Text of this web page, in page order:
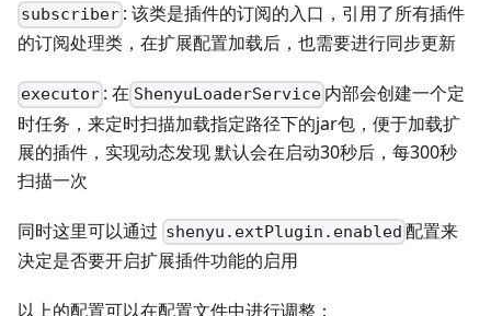
subscriber : 该类是插件的订阅的入口，引用了所有插件
的订阅处理类，在扩展配置加载后，也需要进行同步更新
executor : 在 ShenyuLoaderService 内部会创建一个定
时任务，来定时扫描加载指定路径下的jar包，便于加载扩
展的插件，实现动态发现 默认会在启动30秒后，每300秒
扫描一次
同时这里可以通过 shenyu.extPlugin.enabled 配置来
决定是否要开启扩展插件功能的启用
以上的配置可以在配置文件中进行调整：